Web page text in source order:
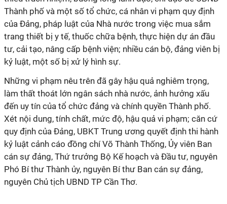
Thành phố và một số tổ chức, cá nhân vi phạm quy định
của Đảng, pháp luật của Nhà nước trong việc mua sắm
trang thiết bị y tế, thuốc chữa bệnh, thực hiện dự án đầu
tư, cải tạo, nâng cấp bệnh viện; nhiều cán bộ, đảng viên bị
kỷ luật, một số bị xử lý hình sự.
Những vi phạm nêu trên đã gây hậu quả nghiêm trọng,
làm thất thoát lớn ngân sách nhà nước, ảnh hưởng xấu
đến uy tín của tổ chức đảng và chính quyền Thành phố.
Xét nội dung, tính chất, mức độ, hậu quả vi phạm; căn cứ
quy định của Đảng, UBKT Trung ương quyết định thi hành
kỷ luật cảnh cáo đồng chí Võ Thành Thống, Ủy viên Ban
cán sự đảng, Thứ trưởng Bộ Kế hoạch và Đầu tư, nguyên
Phó Bí thư Thành ủy, nguyên Bí thư Ban cán sự đảng,
nguyên Chủ tịch UBND TP Cần Thơ.